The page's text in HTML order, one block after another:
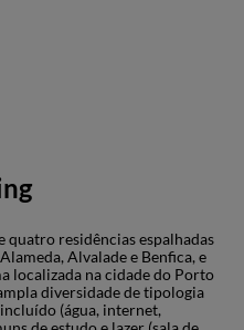
quatro residências espalhadas
Alvalade e Benfica, e
localizada na cidade do Porto
diversidade de tipologia
(água, internet,